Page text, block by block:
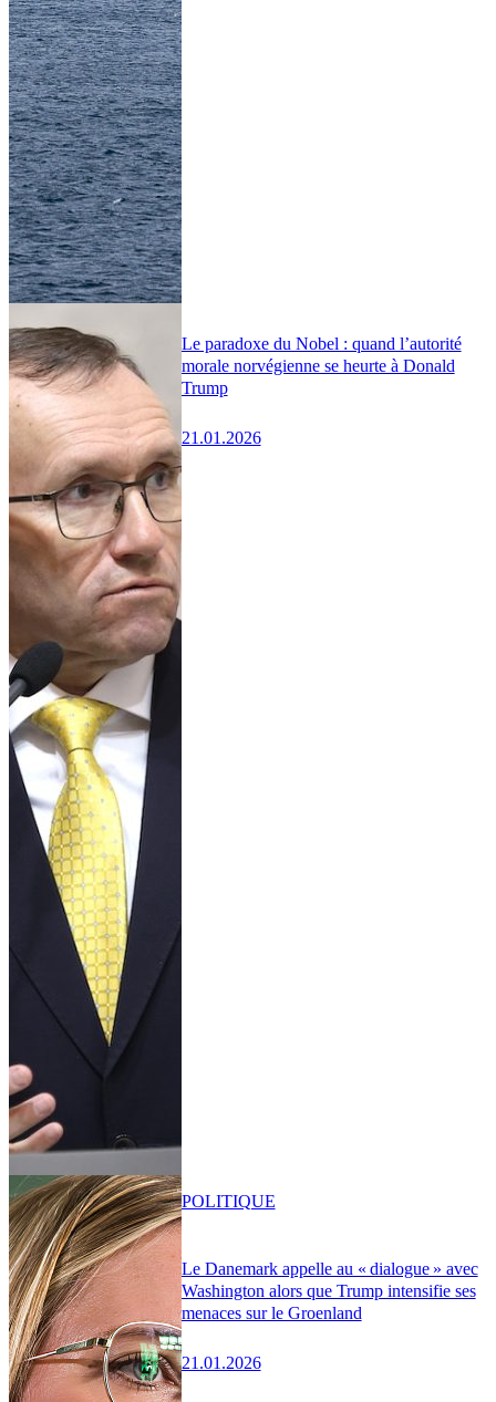
Le paradoxe du Nobel : quand l’autorité
morale norvégienne se heurte à Donald
Trump
21.01.2026
Le Danemark appelle au « dialogue » avec
Washington alors que Trump intensifie ses
menaces sur le Groenland
21.01.2026
POLITIQUE